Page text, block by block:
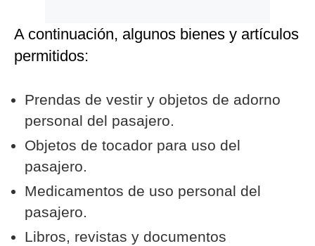
A continuación, algunos bienes y artículos
permitidos:
Prendas de vestir y objetos de adorno
personal del pasajero.
Objetos de tocador para uso del
pasajero.
Medicamentos de uso personal del
pasajero.
Libros, revistas y documentos